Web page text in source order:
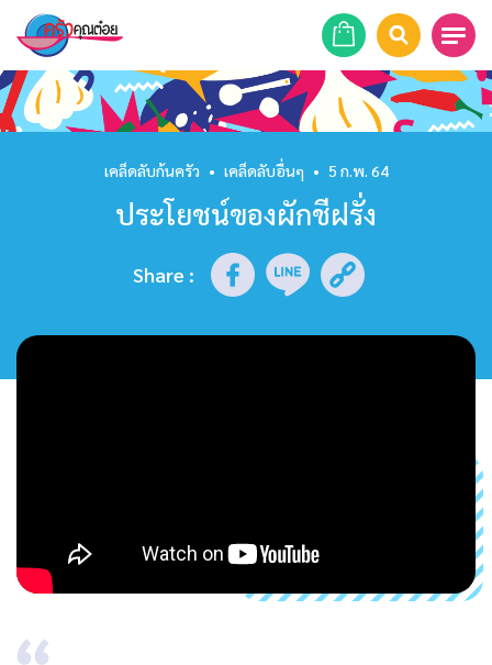
หน้าแรก
สูตรอาหาร
ร้านอาหาร
รายการย้อนหลัง
เคล็ดลับก้นครัว • เคล็ดลับอื่นๆ • 5 ก.พ. 64
ประโยชน์ของผักชีฝรั่ง
Share :